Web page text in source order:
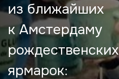
из ближайших
к Амстердаму
рождественских
ярмарок: